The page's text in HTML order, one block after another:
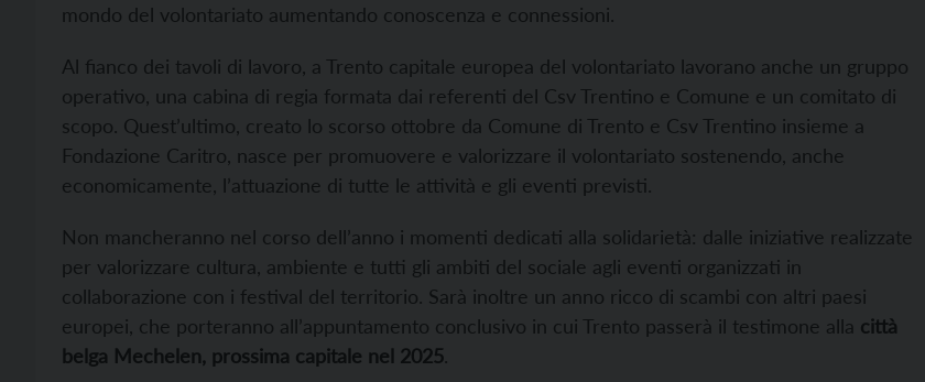
mondo del volontariato aumentando conoscenza e connessioni.
Al fianco dei tavoli di lavoro, a Trento capitale europea del volontariato lavorano anche un gruppo
operativo, una cabina di regia formata dai referenti del Csv Trentino e Comune e un comitato di
scopo. Quest’ultimo, creato lo scorso ottobre da Comune di Trento e Csv Trentino insieme a
Fondazione Caritro, nasce per promuovere e valorizzare il volontariato sostenendo, anche
economicamente, l’attuazione di tutte le attività e gli eventi previsti.
Non mancheranno nel corso dell’anno i momenti dedicati alla solidarietà: dalle iniziative realizzate
per valorizzare cultura, ambiente e tutti gli ambiti del sociale agli eventi organizzati in
collaborazione con i festival del territorio. Sarà inoltre un anno ricco di scambi con altri paesi
europei, che porteranno all’appuntamento conclusivo in cui Trento passerà il testimone alla città
belga Mechelen, prossima capitale nel 2025.